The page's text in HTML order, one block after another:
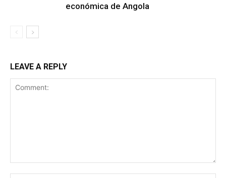
económica de Angola
LEAVE A REPLY